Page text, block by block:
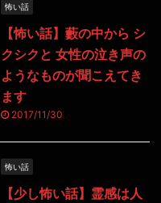
怖い話
【怖い話】藪の中から シ
クシクと 女性の泣き声の
ようなものが聞こえてき
ます
2017/11/30
怖い話
【少し怖い話】霊感は人